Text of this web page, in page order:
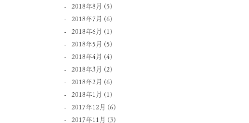
2018年8月 (5)
2018年7月 (6)
2018年6月 (1)
2018年5月 (5)
2018年4月 (4)
2018年3月 (2)
2018年2月 (6)
2018年1月 (1)
2017年12月 (6)
2017年11月 (3)